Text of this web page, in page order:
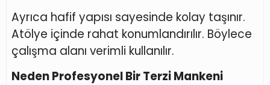
Ayrıca hafif yapısı sayesinde kolay taşınır.
Atölye içinde rahat konumlandırılır. Böylece
çalışma alanı verimli kullanılır.
Neden Profesyonel Bir Terzi Mankeni